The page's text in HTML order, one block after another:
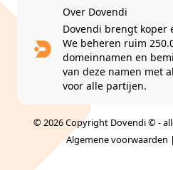
Over Dovendi
Dovendi brengt koper
We beheren ruim
domeinnamen en
van deze namen met
voor alle partijen.
© 2026 Copyright Dovendi © -
Algemene voorwaarden |